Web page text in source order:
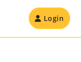
Login